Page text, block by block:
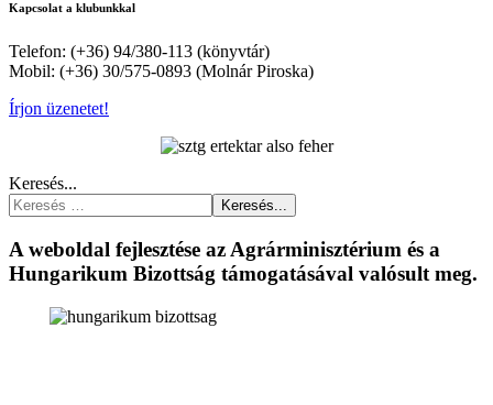
Kapcsolat a klubunkkal
Telefon: (+36) 94/380-113 (könyvtár)
Mobil: (+36) 30/575-0893 (Molnár Piroska)
Írjon üzenetet!
Keresés...
Keresés...
A weboldal fejlesztése az Agrárminisztérium és a
Hungarikum Bizottság támogatásával valósult meg.